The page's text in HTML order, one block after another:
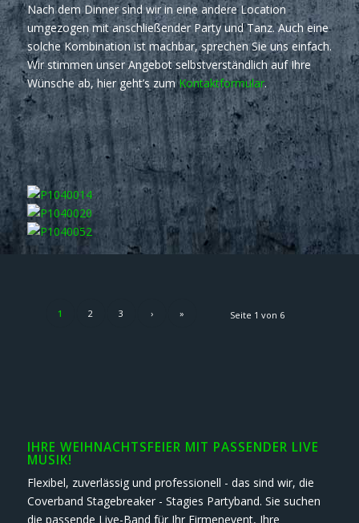
Nach dem Dinner sind wir in eine andere Location
umgezogen mit anschließender Party und Tanz. Auch eine
solche Kombination ist machbar, sprechen Sie uns einfach.
Wir stimmen unser Angebot selbstverständlich auf Ihre
Wünsche ab, hier geht’s zumKontaktformular.
Seite 1 von 6
1 2 3 › »
IHRE WEIHNACHTSFEIER MIT PASSENDER LIVE
MUSIK!
Flexibel, zuverlässig und professionell - das sind wir, die
Coverband Stagebreaker - Stagies Partyband. Sie suchen
die passende Live-Band für Ihr Firmenevent, Ihre